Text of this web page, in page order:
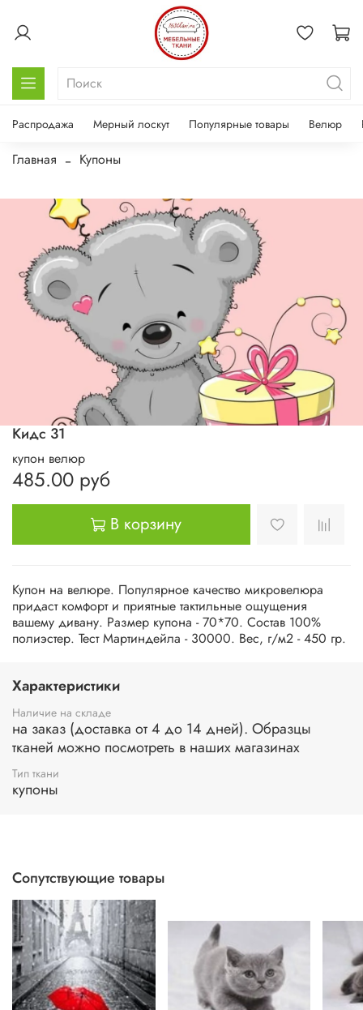
Распродажа Мерный лоскут Популярные товары Велюр
Главная Купоны
Кидс 31
купон велюр
485.00 руб
В корзину
Купон на велюре. Популярное качество микровелюра
придаст комфорт и приятные тактильные ощущения
вашему дивану. Размер купона - 70*70. Состав 100%
полиэстер. Тест Мартиндейла - 30000. Вес, г/м2 - 450 гр.
Характеристики
Наличие на складе
на заказ (доставка от 4 до 14 дней). Образцы
тканей можно посмотреть в наших магазинах
Тип ткани
купоны
Сопутствующие товары